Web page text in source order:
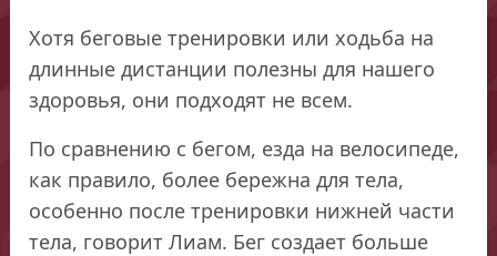
Хотя беговые тренировки или ходьба на
длинные дистанции полезны для нашего
здоровья, они подходят не всем.
По сравнению с бегом, езда на велосипеде,
как правило, более бережна для тела,
особенно после тренировки нижней части
тела, говорит Лиам. Бег создает больше